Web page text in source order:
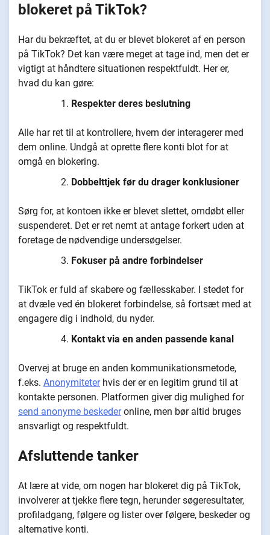
blokeret på TikTok?
Har du bekræftet, at du er blevet blokeret af en person
på TikTok? Det kan være meget at tage ind, men det er
vigtigt at håndtere situationen respektfuldt. Her er,
hvad du kan gøre:
Respekter deres beslutning
Alle har ret til at kontrollere, hvem der interagerer med
dem online. Undgå at oprette flere konti blot for at
omgå en blokering.
Dobbelttjek før du drager konklusioner
Sørg for, at kontoen ikke er blevet slettet, omdøbt eller
suspenderet. Det er ret nemt at antage forkert uden at
foretage de nødvendige undersøgelser.
Fokuser på andre forbindelser
TikTok er fuld af skabere og fællesskaber. I stedet for
at dvæle ved én blokeret forbindelse, så fortsæt med at
engagere dig i indhold, du nyder.
Kontakt via en anden passende kanal
Overvej at bruge en anden kommunikationsmetode,
f.eks. Anonymiteterhvis der er en legitim grund til at
kontakte personen. Platformen giver dig mulighed for
send anonyme beskederonline, men bør altid bruges
ansvarligt og respektfuldt.
Afsluttende tanker
At lære at vide, om nogen har blokeret dig på TikTok,
involverer at tjekke flere tegn, herunder søgeresultater,
profiladgang, følgere og lister over følgere, beskeder og
alternative konti.